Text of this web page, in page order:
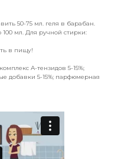
50-75 мл. геля в барабан.
мл. Для ручной стирки:
в пищу!
А-тензидов 5-15%;
добавки 5-15%; парфюмерная